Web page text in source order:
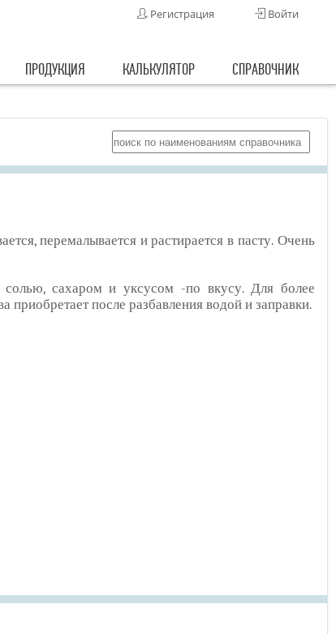
Войти
Регистрация
ПРОДУКЦИЯ КАЛЬКУЛЯТОР СПРАВОЧНИК
перемалывается и растирается в пасту. Очень
солью, сахаром и уксусом -по вкусу. Для более
после разбавления водой и заправки.